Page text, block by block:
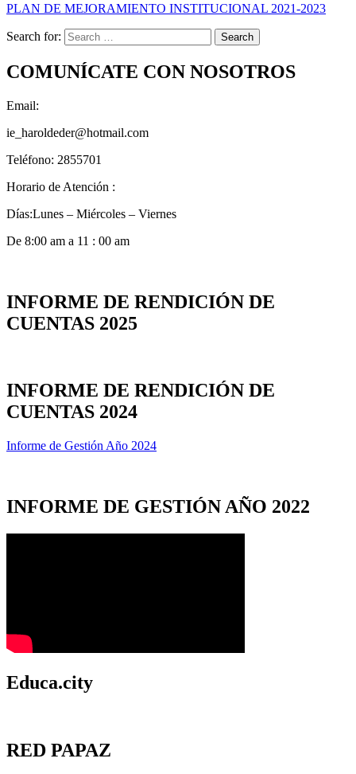
PLAN DE MEJORAMIENTO INSTITUCIONAL 2021-2023
Search for:
COMUNÍCATE CON NOSOTROS
Email:
ie_haroldeder@hotmail.com
Teléfono: 2855701
Horario de Atención :
Días:Lunes – Miércoles – Viernes
De 8:00 am a 11 : 00 am
INFORME DE RENDICIÓN DE
CUENTAS 2025
INFORME DE RENDICIÓN DE
CUENTAS 2024
Informe de Gestión Año 2024
INFORME DE GESTIÓN AÑO 2022
Educa.city
RED PAPAZ